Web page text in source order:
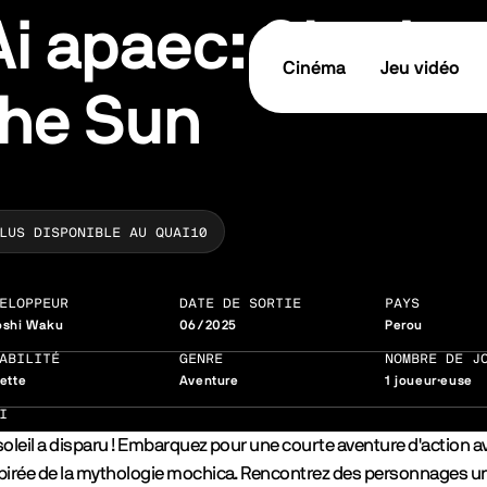
Cinéma Jeu vidéo
apaec:
Sun
DISPONIBLE AU QUAI10
Waku
DATE DE SORTIE
06/2025
PAYS
Perou
GENRE
Aventure
NOMBRE DE
1 joueur·euse
a disparu ! Embarquez pour une courte aventure d'action
de la mythologie mochica. Rencontrez des personnages